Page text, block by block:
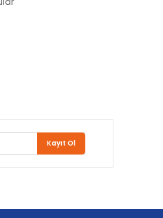
Kayıt Ol